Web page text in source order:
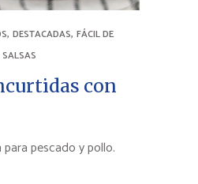
, DESTACADAS, FÁCIL DE
SALSAS
con
pescado y pollo.